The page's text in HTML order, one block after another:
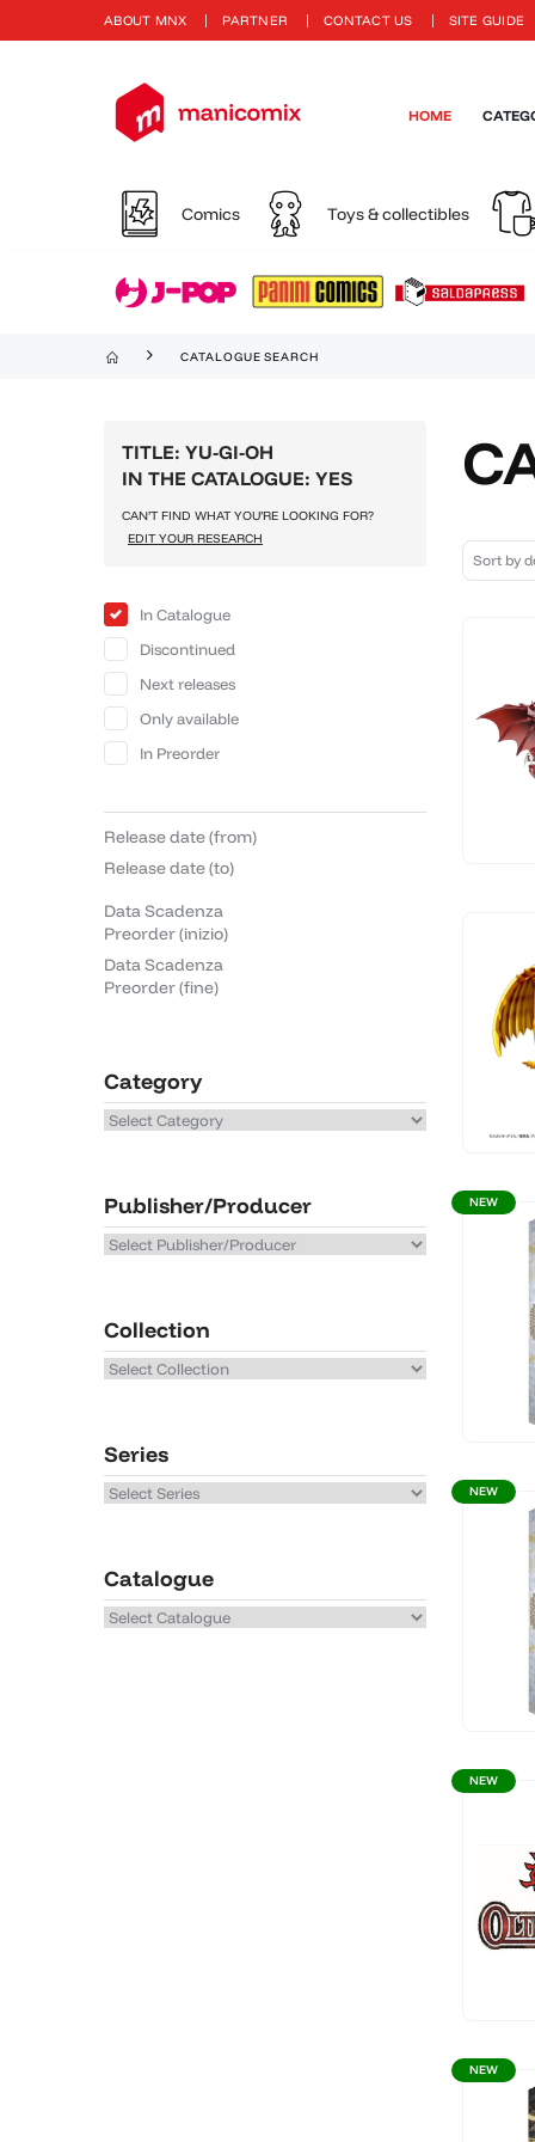
ABOUT MNX PARTNER CONTACT US SITE GUIDE
HOME
Comics Toys & collectibles
CATALOGUE SEARCH
NEW
NEW
NEW
NEW
TITLE: YU-GI-OH
IN THE CATALOGUE: YES
CAN’T FIND WHAT YOU’RE LOOKING FOR?
EDIT YOUR RESEARCH
In Catalogue
Discontinued
Next releases
Only available
In Preorder
Release date (from)
Release date (to)
Data Scadenza
Preorder (inizio)
Data Scadenza
Preorder (fine)
Category
Publisher/Producer
Collection
Series
Catalogue